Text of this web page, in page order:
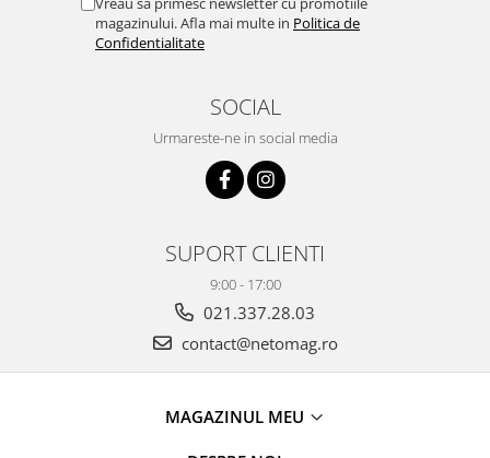
magazinului. Afla mai multe in Politica de
Confidentialitate
SOCIAL
Urmareste-ne in social media
SUPORT CLIENTI
9:00 - 17:00
021.337.28.03
contact@netomag.ro
MAGAZINUL MEU